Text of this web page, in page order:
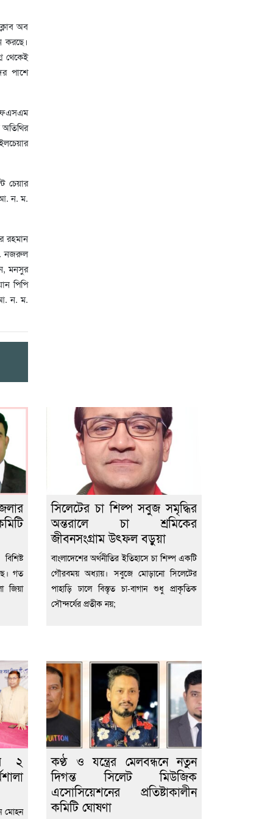
অব
করছে।
থেকেই
পাশে
চেয়ার
আ. ন. ম.
রহমান
নজরুল
মনসুর
পিপি
ন. ম.
গত
জিয়া
সিলেটের চা শিল্প সবুজ সমৃদ্ধির
অন্তরালে চা শ্রমিকের
জীবনসংগ্রাম উৎফল বড়ুয়া
বাংলাদেশের অর্থনীতির ইতিহাসে চা শিল্প একটি
গৌরবময় অধ্যায়। সবুজে মোড়ানো সিলেটের
পাহাড়ি ঢালে বিস্তৃত চা-বাগান শুধু প্রাকৃতিক
সৌন্দর্যের প্রতীক নয়;
২
মোহন
কণ্ঠ ও যন্ত্রের মেলবন্ধনে নতুন
দিগন্ত সিলেট মিউজিক
এসোসিয়েশনের প্রতিষ্টাকালীন
কমিটি ঘোষণা